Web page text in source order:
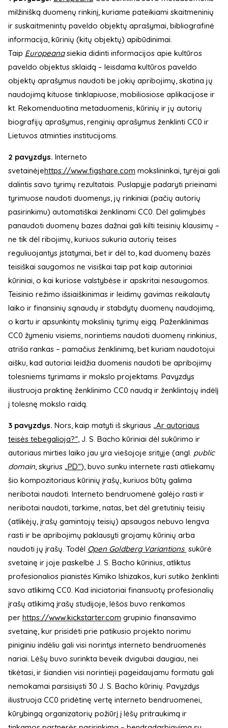
milžinišką duomenų rinkinį, kuriame pateikiami skaitmeninių
ir suskaitmenintų paveldo objektų aprašymai, bibliografinė
informacija, kūrinių (kitų objektų) apibūdinimai.
Taip Europeanasiekia didinti informacijos apie kultūros
paveldo objektus sklaidą – leisdama kultūros paveldo
objektų aprašymus naudoti be jokių apribojimų, skatina jų
naudojimą kituose tinklapiuose, mobiliosiose aplikacijose ir
kt. Rekomenduotina metaduomenis, kūrinių ir jų autorių
biografijų aprašymus, renginių aprašymus ženklinti CC0 ir
Lietuvos atminties institucijoms.
2 pavyzdys. Interneto
svetainėjehttps://www.figshare.com mokslininkai, tyrėjai gali
dalintis savo tyrimų rezultatais. Puslapyje padaryti prieinami
tyrimuose naudoti duomenys, jų rinkiniai (pačių autorių
pasirinkimu) automatiškai ženklinami CC0. Dėl galimybės
panaudoti duomenų bazes dažnai gali kilti teisinių klausimų –
ne tik dėl ribojimų, kuriuos sukuria autorių teises
reguliuojantys įstatymai, bet ir dėl to, kad duomenų bazės
teisiškai saugomos ne visiškai taip pat kaip autoriniai
kūriniai, o kai kuriose valstybėse ir apskritai nesaugomos.
Teisinio režimo išsiaiškinimas ir leidimų gavimas reikalautų
laiko ir finansinių sąnaudų ir stabdytų duomenų naudojimą,
o kartu ir apsunkintų mokslinių tyrimų eigą. Paženklinimas
CC0 žymeniu visiems, norintiems naudoti duomenų rinkinius,
atriša rankas – pamačius ženklinimą, bet kuriam naudotojui
aišku, kad autoriai leidžia duomenis naudoti be apribojimų
tolesniems tyrimams ir mokslo projektams. Pavyzdys
iliustruoja praktinę ženklinimo CC0 naudą ir ženklintojų indėlį
į tolesnę mokslo raidą.
3 pavyzdys. Nors, kaip matyti iš skyriaus „Ar autoriaus
teisės tebegalioja?“, J. S. Bacho kūriniai dėl sukūrimo ir
autoriaus mirties laiko jau yra viešojoje srityje (angl. public
domain, skyrius „PD“), buvo sunku internete rasti atliekamų
šio kompozitoriaus kūrinių įrašų, kuriuos būtų galima
neribotai naudoti. Interneto bendruomenė galėjo rasti ir
neribotai naudoti, tarkime, natas, bet dėl gretutinių teisių
(atlikėjų, įrašų gamintojų teisių) apsaugos nebuvo lengva
rasti ir be apribojimų paklausyti grojamų kūrinių arba
naudoti jų įrašų. Todėl Open Goldberg Variantions sukūrė
svetainę ir joje paskelbė J. S. Bacho kūrinius, atliktus
profesionalios pianistės Kimiko Ishizakos, kuri sutiko ženklinti
savo atlikimą CC0. Kad iniciatoriai finansuotų profesionalių
įrašų atlikimą įrašų studijoje, lėšos buvo renkamos
per https://www.kickstarter.com grupinio finansavimo
svetainę, kur prisidėti prie patikusio projekto norimu
piniginiu indėliu gali visi norintys interneto bendruomenės
nariai. Lėšų buvo surinkta beveik dvigubai daugiau, nei
tikėtasi, ir šiandien visi norintieji pageidaujamu formatu gali
nemokamai parsisiųsti 30 J. S. Bacho kūrinių. Pavyzdys
iliustruoja CC0 pridėtinę vertę interneto bendruomenei,
kūrybingą organizatorių požiūrį į lėšų pritraukimą ir